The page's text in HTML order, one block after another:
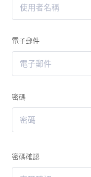
電子郵件
密碼
密碼確認